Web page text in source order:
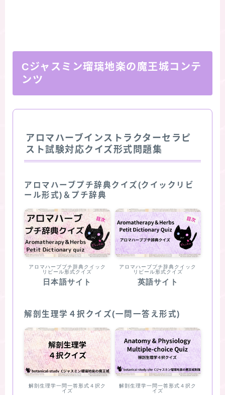
Cジャスミン瑠璃地楽の魔王城コンテ
ンツ
アロマハーブインストラクターセラピ
スト試験対応クイズ形式問題集
アロマハーブプチ辞典クイズ(クイックリビ
ール形式)＆プチ辞典
アロマハーブプチ辞典クイック
リビール形式クイズ
日本語サイト
アロマハーブプチ辞典クイック
リビール形式クイズ
英語サイト
解剖生理学４択クイズ(一問一答え形式)
解剖生理学一問一答形式４択ク
イズ
解剖生理学一問一答形式４択ク
イズ